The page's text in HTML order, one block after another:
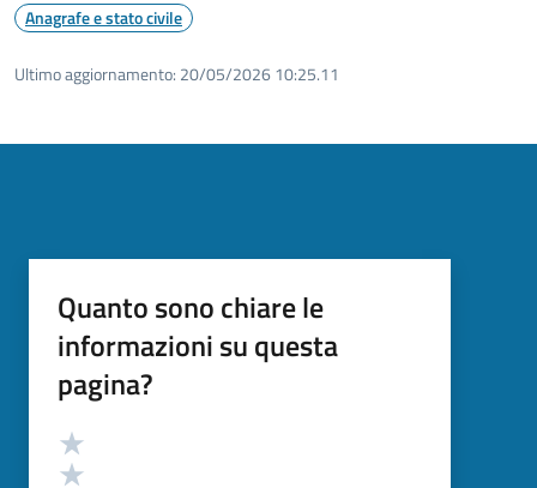
Anagrafe e stato civile
Ultimo aggiornamento: 20/05/2026 10:25.11
Quanto sono chiare le
informazioni su questa
pagina?
Valutazione